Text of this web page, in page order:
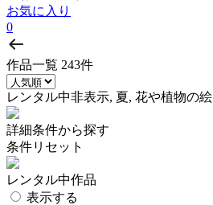
お気に入り
0
作品一覧 243件
レンタル中非表示, 夏, 花や植物の絵
詳細条件から探す
条件リセット
レンタル中作品
表示する